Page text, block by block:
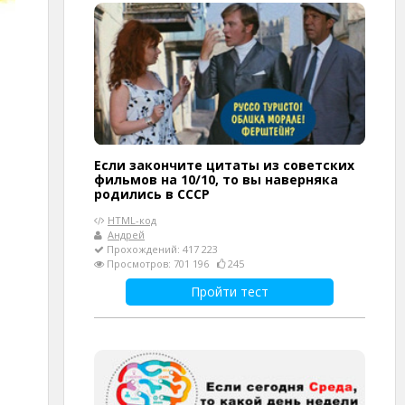
Если закончите цитаты из советских
фильмов на 10/10, то вы наверняка
родились в СССР
HTML-код
Андрей
Прохождений: 417 223
Просмотров: 701 196
245
Пройти тест